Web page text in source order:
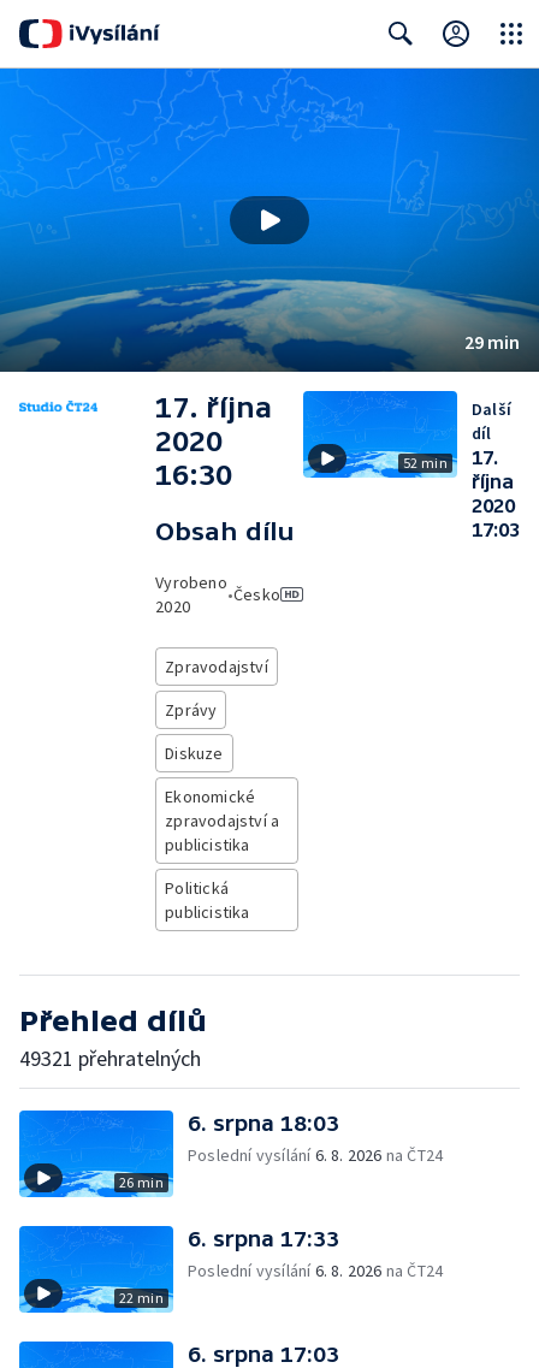
29 min
17. října
2020
16:30
Obsah dílu
Vyrobeno
2020
•Česko
Zpravodajství
Zprávy
Diskuze
Ekonomické
zpravodajství a
publicistika
Politická
publicistika
52 min
Další
díl
17.
října
2020
17:03
Přehled dílů
49321 přehratelných
26 min
6. srpna 18:03
Poslední vysílání6. 8. 2026 na ČT24
22 min
6. srpna 17:33
Poslední vysílání6. 8. 2026 na ČT24
6. srpna 17:03